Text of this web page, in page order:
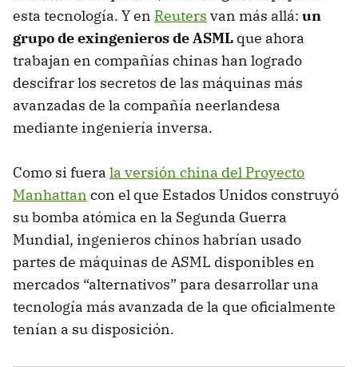
esta tecnología. Y en Reuters van más allá: un
grupo de exingenieros de ASML que ahora
trabajan en compañías chinas han logrado
descifrar los secretos de las máquinas más
avanzadas de la compañía neerlandesa
mediante ingeniería inversa.
Como si fuera la versión china del Proyecto
Manhattan con el que Estados Unidos construyó
su bomba atómica en la Segunda Guerra
Mundial, ingenieros chinos habrían usado
partes de máquinas de ASML disponibles en
mercados “alternativos” para desarrollar una
tecnología más avanzada de la que oficialmente
tenían a su disposición.